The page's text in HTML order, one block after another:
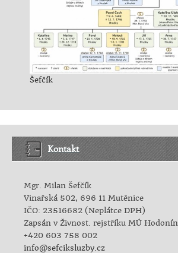
Šefčík
Kontakt
Mgr. Milan Šefčík
Vinařská 502, 696 11 Mutěnice
IČO: 23516682 (Neplátce DPH)
Zapsán v Živnost. rejstříku MÚ Hodonín.
+420 603 758 002
info@sefciksluzby.cz